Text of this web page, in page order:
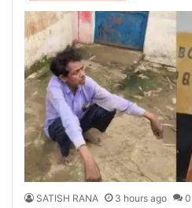
SATISH RANA 3 hours ago 0